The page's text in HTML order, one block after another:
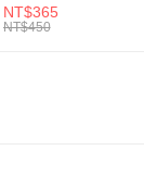
，再付款。
含以上)免運費
EMBRDY 男女 短統襪
FZ3073133
NT$365
NT$450